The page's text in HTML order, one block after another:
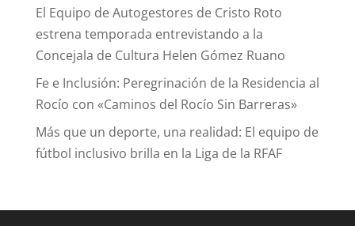
El Equipo de Autogestores de Cristo Roto
estrena temporada entrevistando a la
Concejala de Cultura Helen Gómez Ruano
Fe e Inclusión: Peregrinación de la Residencia al
Rocío con «Caminos del Rocío Sin Barreras»
Más que un deporte, una realidad: El equipo de
fútbol inclusivo brilla en la Liga de la RFAF